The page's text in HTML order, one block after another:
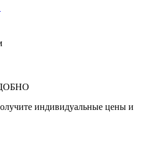
индивидуальные цены и